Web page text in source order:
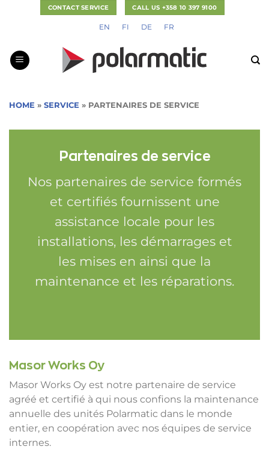
CONTACT SERVICE CALL US +358 10 397 9100
EN FI DE FR
HOME » SERVICE » PARTENAIRES DE SERVICE
Partenaires de service
Nos partenaires de service formés
et certifiés fournissent une
assistance locale pour les
installations, les démarrages et
les mises en ainsi que la
maintenance et les réparations.
Masor Works Oy
Masor Works Oy est notre partenaire de service
agréé et certifié à qui nous confions la maintenance
annuelle des unités Polarmatic dans le monde
entier, en coopération avec nos équipes de service
internes.